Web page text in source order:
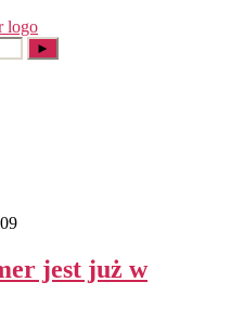
jest już w